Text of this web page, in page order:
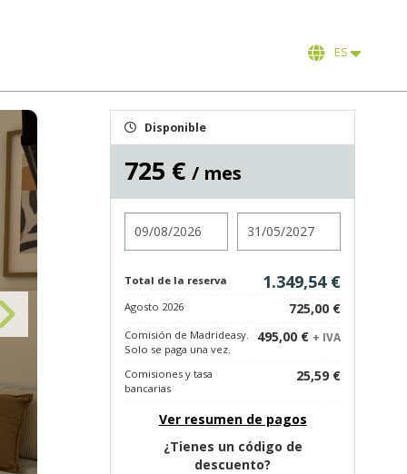
ES
Disponible
725 € / mes
Total de la reserva 1.349,54 €
Agosto 2026 725,00 €
Comisión de Madrideasy.
Solo se paga una vez.
495,00 € + IVA
Comisiones y tasa
bancarias
25,59 €
Ver resumen de pagos
¿Tienes un código de
descuento?